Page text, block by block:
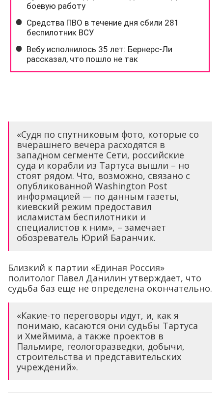
«Судя по спутниковым фото, которые со
вчерашнего вечера расходятся в
западном сегменте Сети, российские
суда и корабли из Тартуса вышли – но
стоят рядом. Что, возможно, связано с
опубликованной Washington Post
информацией — по данным газеты,
киевский режим предоставил
исламистам беспилотники и
специалистов к ним», – замечает
обозреватель Юрий Баранчик.
Близкий к партии «Единая Россия»
политолог Павел Данилин утверждает, что
судьба баз еще не определена окончательно.
«Какие-то переговоры идут, и, как я
понимаю, касаются они судьбы Тартуса
и Хмеймима, а также проектов в
Пальмире, геологоразведки, добычи,
строительства и представительских
учреждений».